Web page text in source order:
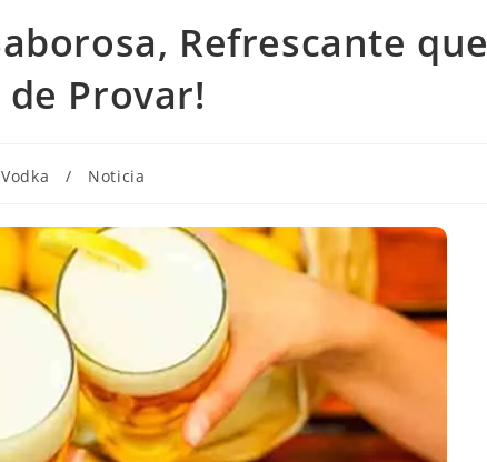
Refrescante que
Provar!
/ Noticia